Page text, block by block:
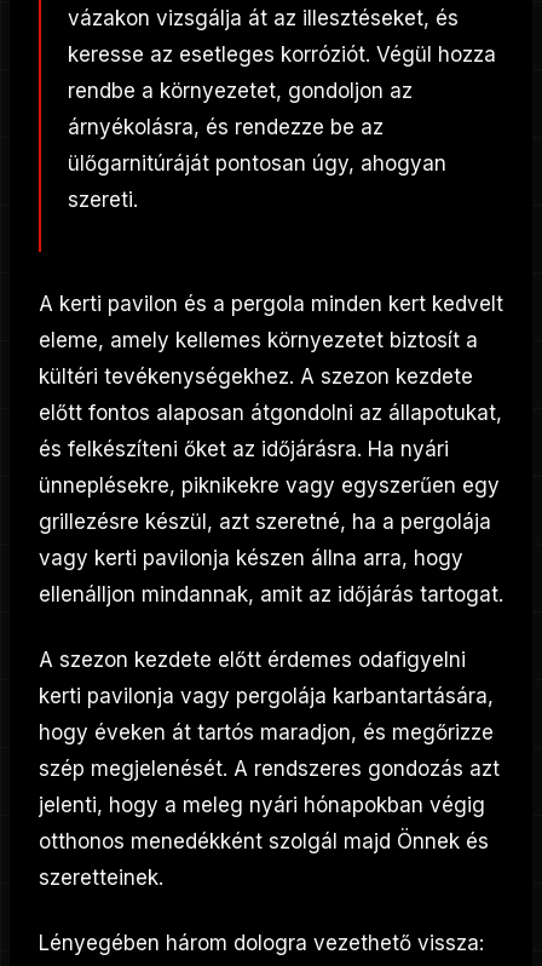
vázakon vizsgálja át az illesztéseket, és
keresse az esetleges korróziót. Végül hozza
rendbe a környezetet, gondoljon az
árnyékolásra, és rendezze be az
ülőgarnitúráját pontosan úgy, ahogyan
szereti.
A kerti pavilon és a pergola minden kert kedvelt
eleme, amely kellemes környezetet biztosít a
kültéri tevékenységekhez. A szezon kezdete
előtt fontos alaposan átgondolni az állapotukat,
és felkészíteni őket az időjárásra. Ha nyári
ünneplésekre, piknikekre vagy egyszerűen egy
grillezésre készül, azt szeretné, ha a pergolája
vagy kerti pavilonja készen állna arra, hogy
ellenálljon mindannak, amit az időjárás tartogat.
A szezon kezdete előtt érdemes odafigyelni
kerti pavilonja vagy pergolája karbantartására,
hogy éveken át tartós maradjon, és megőrizze
szép megjelenését. A rendszeres gondozás azt
jelenti, hogy a meleg nyári hónapokban végig
otthonos menedékként szolgál majd Önnek és
szeretteinek.
Lényegében három dologra vezethető vissza: